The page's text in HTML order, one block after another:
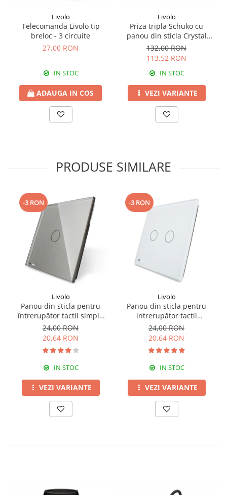
Livolo
Telecomanda Livolo tip
breloc - 3 circuite
27,00 RON
IN STOC
ADAUGA IN COS
Livolo
Priza tripla Schuko cu
panou din sticla Crystal
Livolo
132,00 RON
113,52 RON
IN STOC
VEZI VARIANTE
PRODUSE SIMILARE
-3 RON
Livolo
Panou din sticla pentru
întrerupător tactil simplu
Livolo
24,00 RON
20,64 RON
IN STOC
VEZI VARIANTE
-3 RON
Livolo
Panou din sticla pentru
intrerupător tactil
dublu,Livolo
24,00 RON
20,64 RON
IN STOC
VEZI VARIANTE